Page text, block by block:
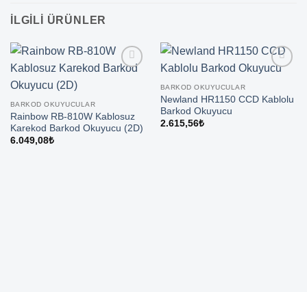
İLGILI ÜRÜNLER
BARKOD OKUYUCULAR
Rainbow RB-810W Kablosuz
Karekod Barkod Okuyucu (2D)
6.049,08₺
BARKOD OKUYUCULAR
Newland HR1150 CCD Kablolu
Barkod Okuyucu
2.615,56₺